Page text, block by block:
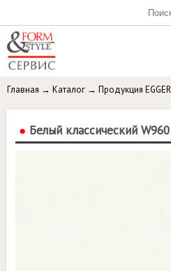
Главная → Каталог → Продукция EGGER
● Белый классический